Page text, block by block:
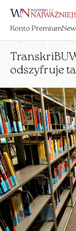
Konto Premium
odszyfruje